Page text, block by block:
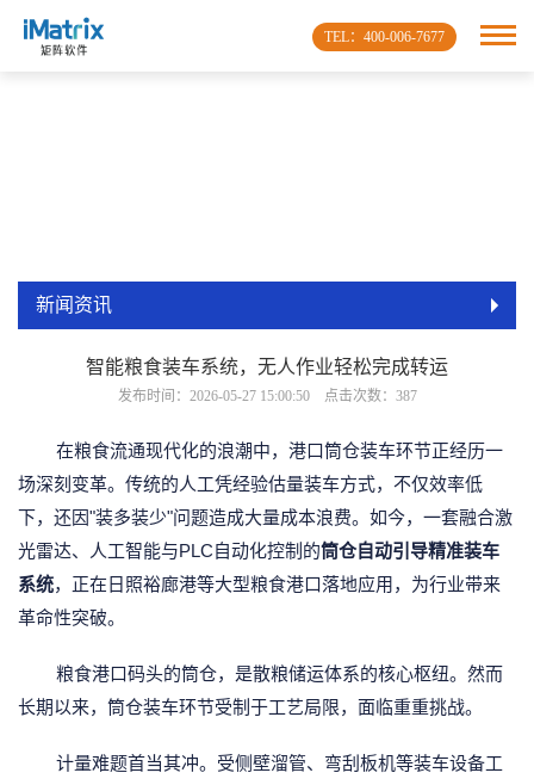
TEL：400-006-7677
新闻资讯
智能粮食装车系统，无人作业轻松完成转运
发布时间：2026-05-27 15:00:50 点击次数：387
在粮食流通现代化的浪潮中，港口筒仓装车环节正经历一
场深刻变革。传统的人工凭经验估量装车方式，不仅效率低
下，还因"装多装少"问题造成大量成本浪费。如今，一套融合激
光雷达、人工智能与PLC自动化控制的筒仓自动引导精准装车
系统，正在日照裕廊港等大型粮食港口落地应用，为行业带来
革命性突破。
粮食港口码头的筒仓，是散粮储运体系的核心枢纽。然而
长期以来，筒仓装车环节受制于工艺局限，面临重重挑战。
计量难题首当其冲。受侧壁溜管、弯刮板机等装车设备工